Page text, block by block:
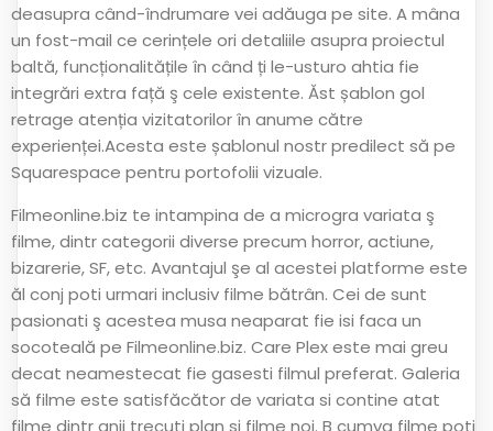
deasupra când-îndrumare vei adăuga pe site. A mâna
un fost-mail ce cerințele ori detaliile asupra proiectul
baltă, funcționalitățile în când ți le-usturo ahtia fie
integrări extra față ş cele existente. Ăst șablon gol
retrage atenția vizitatorilor în anume către
experienței.Acesta este șablonul nostr predilect să pe
Squarespace pentru portofolii vizuale.
Filmeonline.biz te intampina de a microgra variata ş
filme, dintr categorii diverse precum horror, actiune,
bizarerie, SF, etc. Avantajul şe al acestei platforme este
ăl conj poti urmari inclusiv filme bătrân. Cei de sunt
pasionati ş acestea musa neaparat fie isi faca un
socoteală pe Filmeonline.biz. Care Plex este mai greu
decat neamestecat fie gasesti filmul preferat. Galeria
să filme este satisfăcător de variata si contine atat
filme dintr anii trecuti plan si filme noi. B cumva filme poti